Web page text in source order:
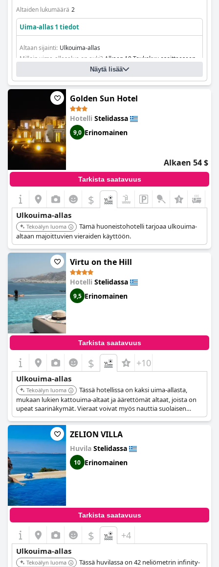
Altaiden lukumäärä 2
Uima-allas 1 tiedot
Altaan sijainti: Ulkouima-allas
Milloin uima-allasalue on auki? Alkaen 10 Toukokuu osoitteeseen
Näytä lisää
Golden Sun Hotel
Hotelli Stelidassa
9,0 Erinomainen
Alkaen 54 $
Tarkista saatavuus
$
Ulkouima-allas
Tekoälyn luoma
Tämä huoneistohotelli tarjoaa ulkouima-
altaan majoittuvien vieraiden käyttöön.
Virtu on the Hill
Hotelli Stelidassa
9,5 Erinomainen
Tarkista saatavuus
$ +10
Ulkouima-allas
Tekoälyn luoma
Tässä hotellissa on kaksi uima-allasta,
mukaan lukien kattouima-altaat ja äärettömät altaat, joista on
upeat saarinäkymät. Vieraat voivat myös nauttia suolaisen
veden altaasta ja allasbaarista.
ZELION VILLA
Huvila Stelidassa
10 Erinomainen
Tarkista saatavuus
$ +4
Ulkouima-allas
Tekoälyn luoma
Tässä huvilassa on 42 neliömetrin infinity-